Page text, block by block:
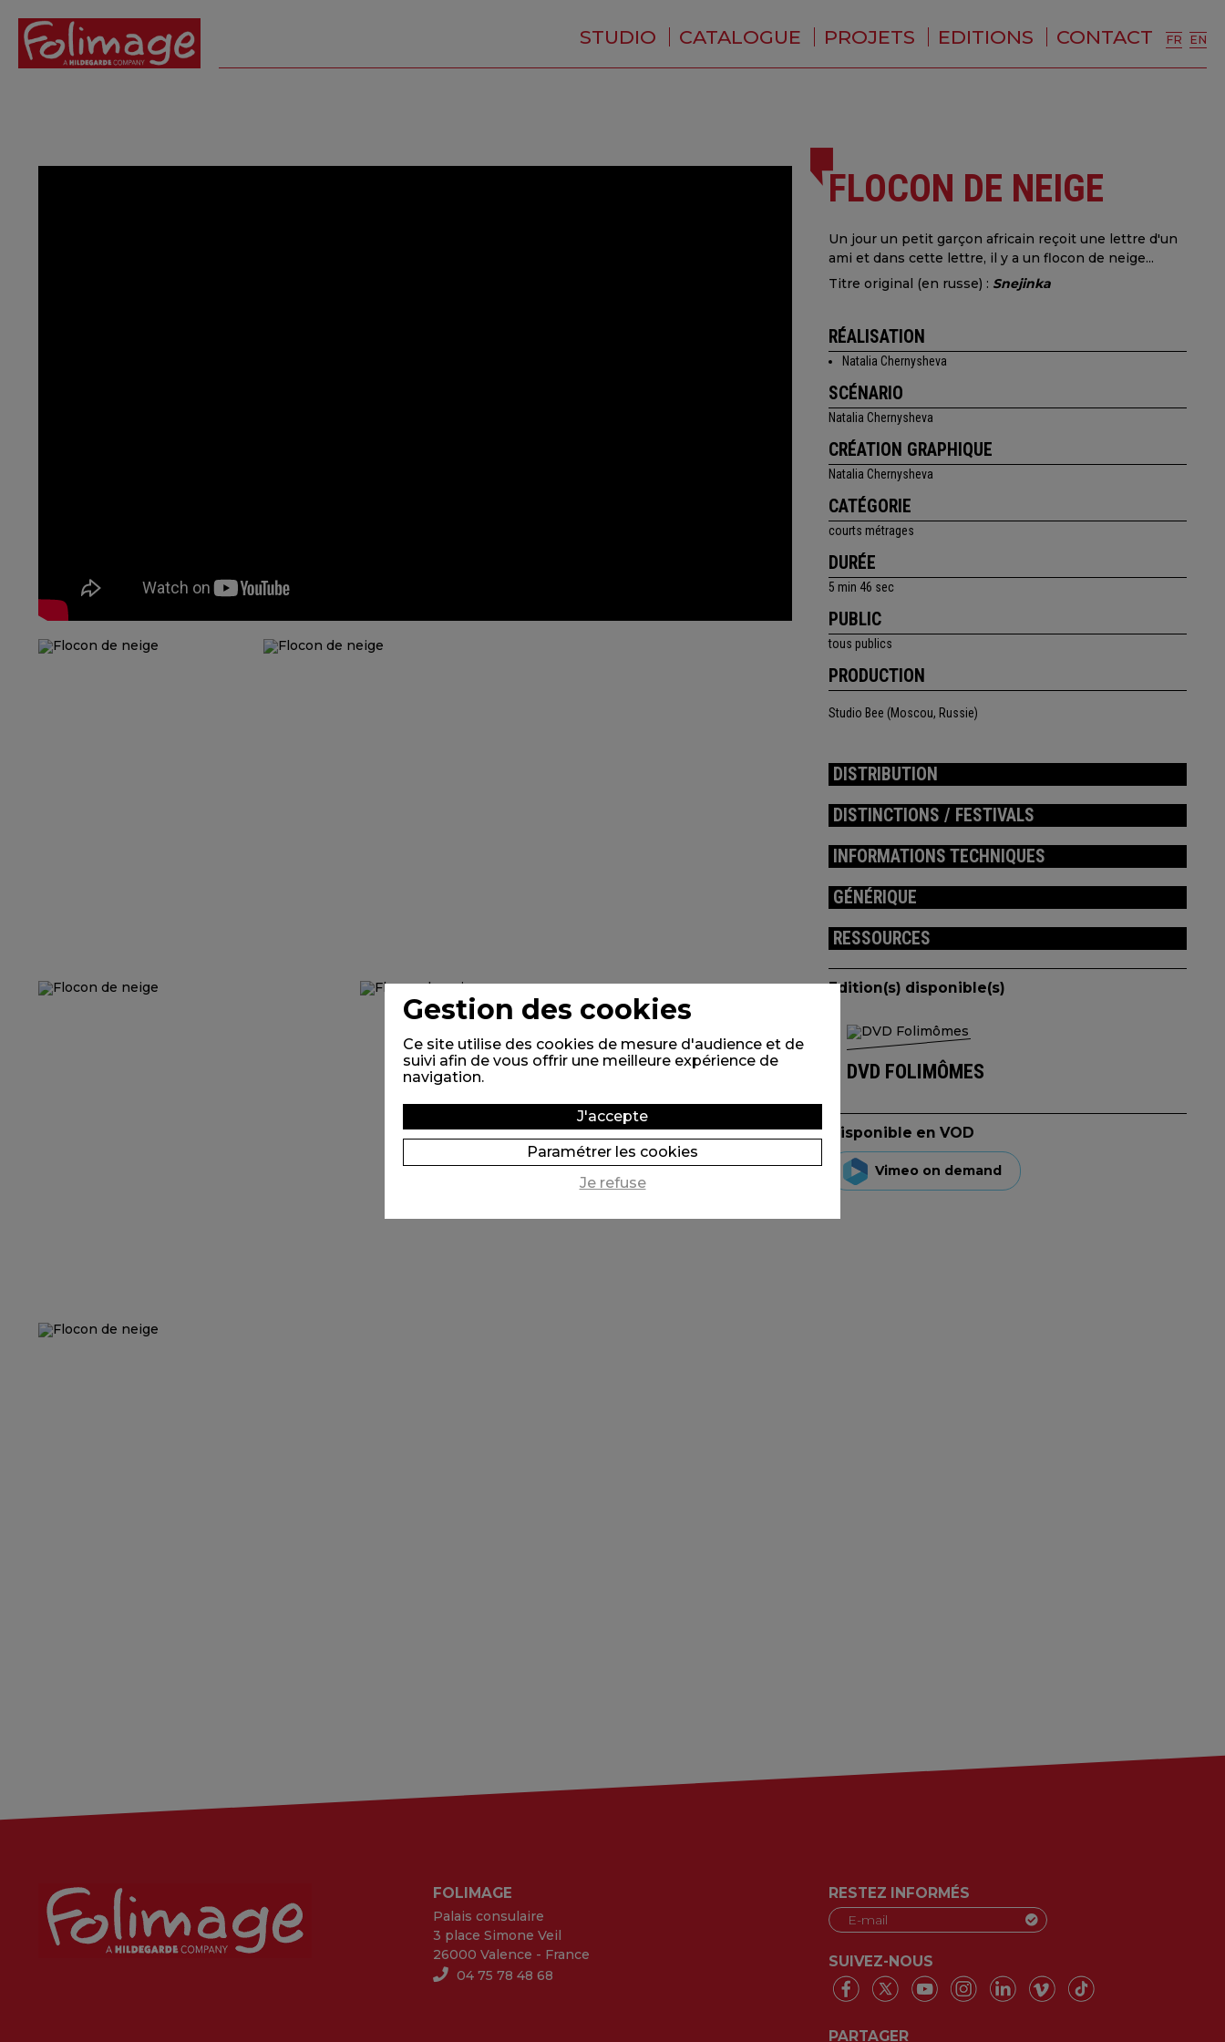
STUDIO
QUI SOMMES-NOUS ?
CATALOGUE PROJETS EDITIONS CONTACT FR EN
FLOCON DE NEIGE
Un jour un petit garçon africain reçoit une lettre d'un
ami et dans cette lettre, il y a un flocon de neige...
Titre original (en russe) : Snejinka
RÉALISATION
Natalia Chernysheva
SCÉNARIO
Natalia Chernysheva
CRÉATION GRAPHIQUE
Natalia Chernysheva
CATÉGORIE
courts métrages
DURÉE
5 min 46 sec
PUBLIC
tous publics
PRODUCTION
Studio Bee (Moscou, Russie)
DISTRIBUTION
DISTINCTIONS / FESTIVALS
INFORMATIONS TECHNIQUES
GÉNÉRIQUE
RESSOURCES
Edition(s) disponible(s)
DVD FOLIMÔMES
Disponible en VOD
Vimeo on demand
FOLIMAGE
Palais consulaire
3 place Simone Veil
26000 Valence - France
04 75 78 48 68
RESTEZ INFORMÉS
SUIVEZ-NOUS
PARTAGER
Gestion des cookies
Ce site utilise des cookies de mesure d'audience et de
suivi afin de vous offrir une meilleure expérience de
navigation.
J'accepte
Paramétrer les cookies
Je refuse